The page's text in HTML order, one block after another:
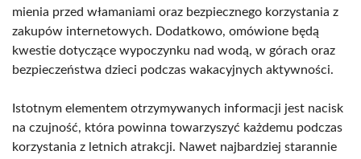
mienia przed włamaniami oraz bezpiecznego korzystania z
zakupów internetowych. Dodatkowo, omówione będą
kwestie dotyczące wypoczynku nad wodą, w górach oraz
bezpieczeństwa dzieci podczas wakacyjnych aktywności.
Istotnym elementem otrzymywanych informacji jest nacisk
na czujność, która powinna towarzyszyć każdemu podczas
korzystania z letnich atrakcji. Nawet najbardziej starannie